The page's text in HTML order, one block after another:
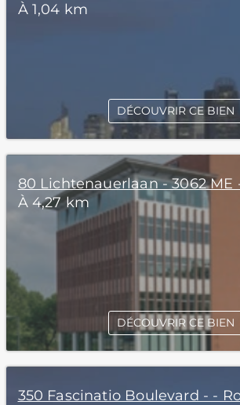
À 1,04 km
DÉCOUVRIR CE BIEN
80 Lichtenauerlaan - 3062 ME
À 4,27 km
DÉCOUVRIR CE BIEN
350 Fascinatio Boulevard - -